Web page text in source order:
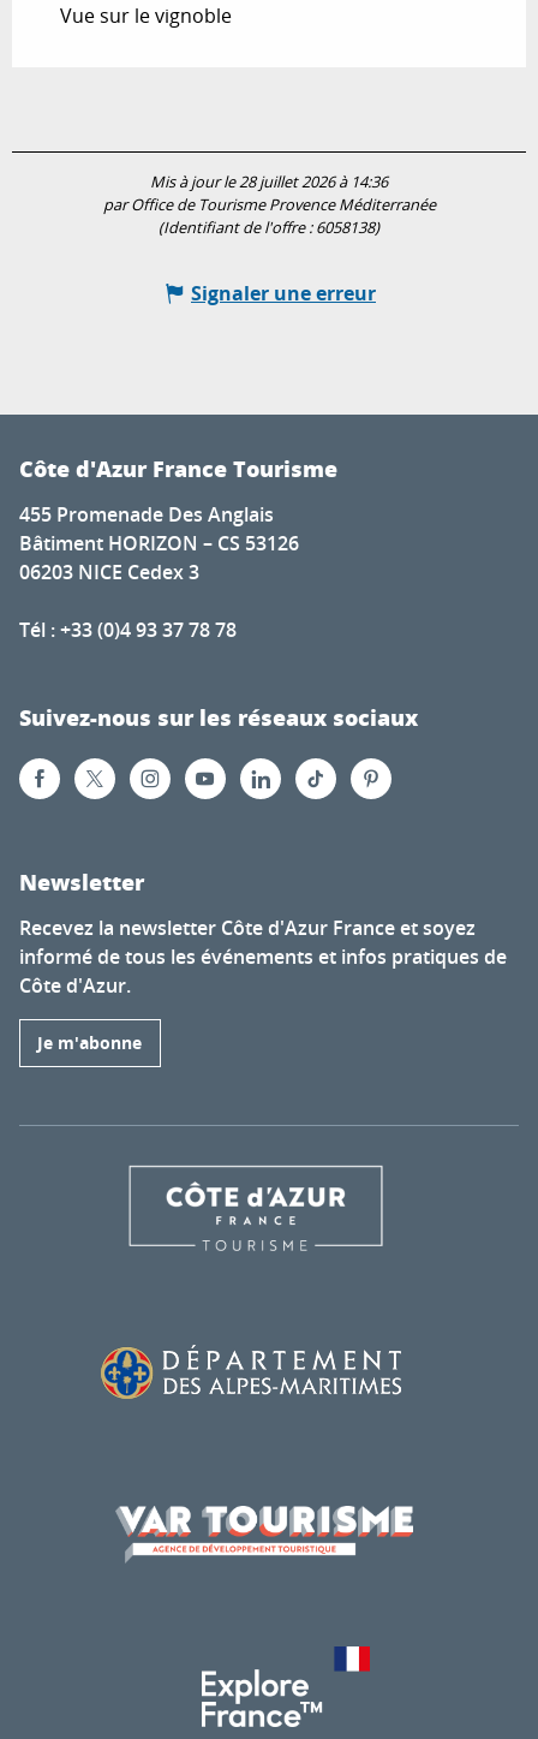
Vue sur le vignoble
Mis à jour le 28 juillet 2026 à 14:36
par Office de Tourisme Provence Méditerranée
(Identifiant de l'offre :6058138)
Signaler une erreur
Côte d'Azur France Tourisme
455 Promenade Des Anglais
Bâtiment HORIZON – CS 53126
06203 NICE Cedex 3
Tél : +33 (0)4 93 37 78 78
Suivez-nous sur les réseaux sociaux
Newsletter
Recevez la newsletter Côte d'Azur France et soyez
informé de tous les événements et infos pratiques de
Côte d'Azur.
Je m'abonne